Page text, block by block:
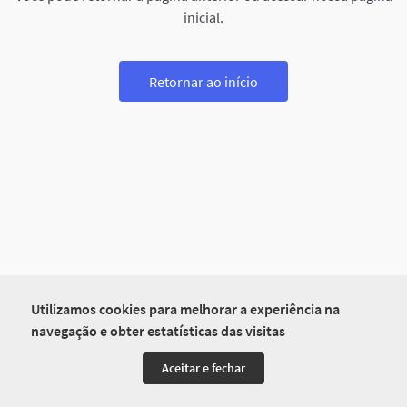
Utilizamos cookies para melhorar a experiência na
navegação e obter estatísticas das visitas
Aceitar e fechar
inicial.
Retornar ao início